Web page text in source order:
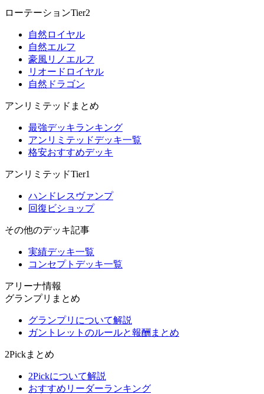
ローテーションTier2
自然ロイヤル
自然エルフ
豪風リノエルフ
リオードロイヤル
自然ドラゴン
アンリミテッドまとめ
最強デッキランキング
アンリミテッドデッキ一覧
格安おすすめデッキ
アンリミテッドTier1
ハンドレスヴァンプ
回復ビショップ
その他のデッキ記事
実績デッキ一覧
コンセプトデッキ一覧
アリーナ情報
グランプリまとめ
グランプリについて解説
ガントレットのルールと報酬まとめ
2Pickまとめ
2Pickについて解説
おすすめリーダーランキング